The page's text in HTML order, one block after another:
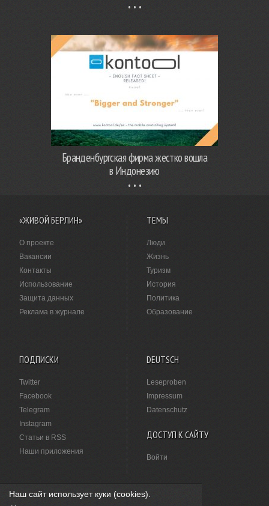
Наш сайт использует куки (cookies).
Бранденбургская фирма жестко вошла
в Индонезию
«ЖИВОЙ БЕРЛИН»
О проекте
Вакансии
Контакты
Использование
Защита данных
Реклама в журнале
ТЕМЫ
Люди
Жизнь
Туризм
История
Политика
Образование
ПОДПИСКИ
Twitter
Facebook
Telegram
Instagram
Статьи в RSS
Наши приложения
DEUTSCH
Leseproben
Impressum
Datenschutz
ДОСТУП К САЙТУ
Войти
НАШЛИ ОПЕЧАТКУ?